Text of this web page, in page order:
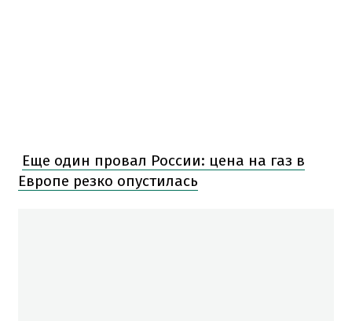
Еще один провал России: цена на газ в
Европе резко опустилась